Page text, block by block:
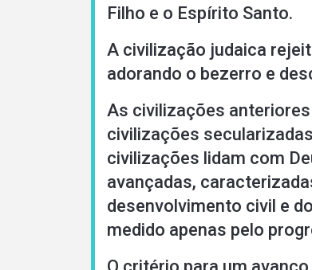
Filho e o Espírito Santo.
A civilização judaica
adorando o bezerro e
As civilizações
civilizações
civilizações lidam com
avançadas,
desenvolvimento civil e
medido apenas pelo